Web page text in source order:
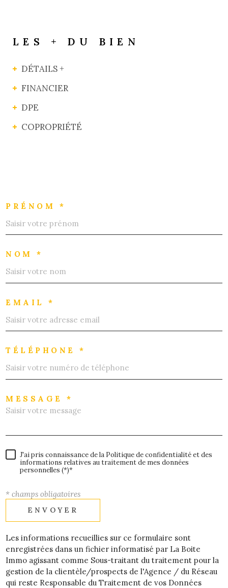
LES + DU BIEN
DÉTAILS +
FINANCIER
DPE
COPROPRIÉTÉ
PRÉNOM *
NOM *
EMAIL *
TÉLÉPHONE *
MESSAGE *
J'ai pris connaissance de la Politique de confidentialité et des
informations relatives au traitement de mes données
personnelles (*)*
* champs obligatoires
ENVOYER
Les informations recueillies sur ce formulaire sont
enregistrées dans un fichier informatisé par La Boite
Immo agissant comme Sous-traitant du traitement pour la
gestion de la clientèle/prospects de l'Agence / du Réseau
qui reste Responsable du Traitement de vos Données